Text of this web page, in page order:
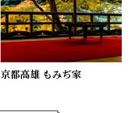
京都高雄 もみぢ家